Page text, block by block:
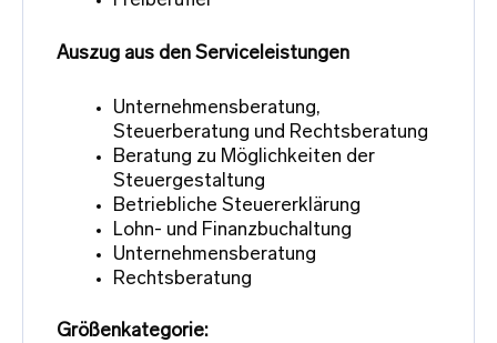
Auszug aus den Serviceleistungen
Unternehmensberatung,
Steuerberatung und Rechtsberatung
Beratung zu Möglichkeiten der
Steuergestaltung
Betriebliche Steuererklärung
Lohn- und Finanzbuchaltung
Unternehmensberatung
Rechtsberatung
Größenkategorie: